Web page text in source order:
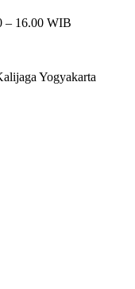
– 16.00 WIB
Yogyakarta